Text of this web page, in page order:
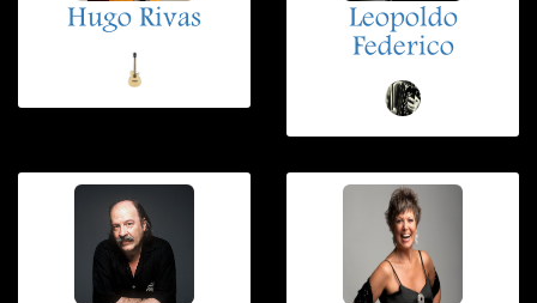
Hugo Rivas
Leopoldo
Federico